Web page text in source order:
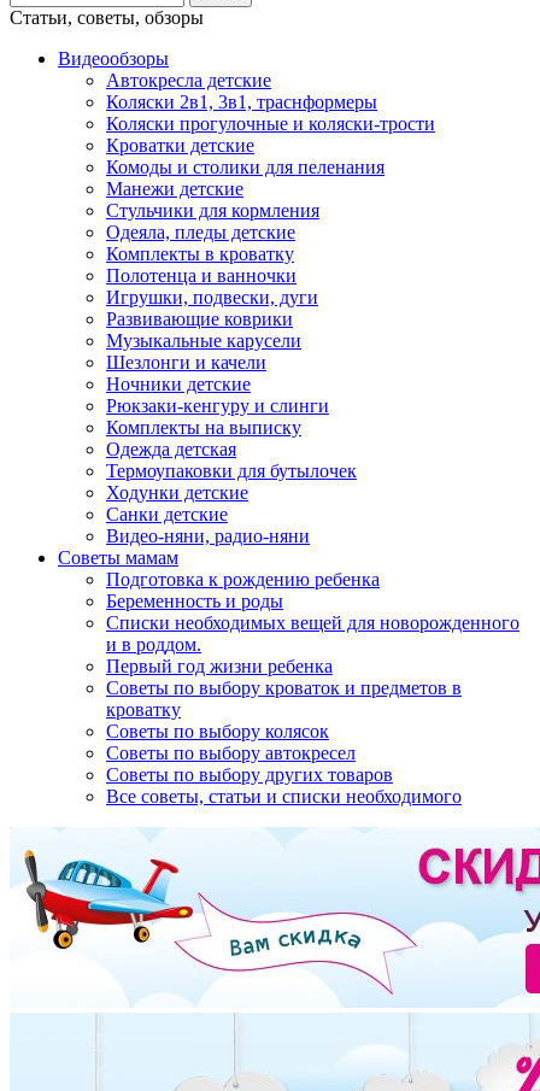
Статьи, советы, обзоры
Видеообзоры
Автокресла детские
Коляски 2в1, 3в1, траснформеры
Коляски прогулочные и коляски-трости
Кроватки детские
Комоды и столики для пеленания
Манежи детские
Стульчики для кормления
Одеяла, пледы детские
Комплекты в кроватку
Полотенца и ванночки
Игрушки, подвески, дуги
Развивающие коврики
Музыкальные карусели
Шезлонги и качели
Ночники детские
Рюкзаки-кенгуру и слинги
Комплекты на выписку
Одежда детская
Термоупаковки для бутылочек
Ходунки детские
Санки детские
Видео-няни, радио-няни
Советы мамам
Подготовка к рождению ребенка
Беременность и роды
Списки необходимых вещей для новорожденного
и в роддом.
Первый год жизни ребенка
Советы по выбору кроваток и предметов в
кроватку
Советы по выбору колясок
Советы по выбору автокресел
Советы по выбору других товаров
Все советы, статьи и списки необходимого